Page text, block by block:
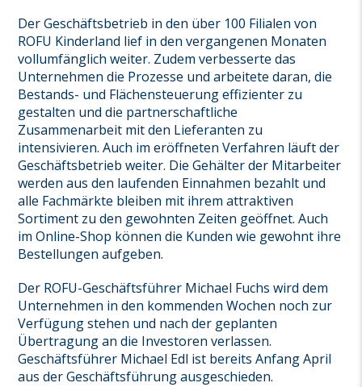
Der Geschäftsbetrieb in den über 100 Filialen von
ROFU Kinderland lief in den vergangenen Monaten
vollumfänglich weiter. Zudem verbesserte das
Unternehmen die Prozesse und arbeitete daran, die
Bestands- und Flächensteuerung effizienter zu
gestalten und die partnerschaftliche
Zusammenarbeit mit den Lieferanten zu
intensivieren. Auch im eröffneten Verfahren läuft der
Geschäftsbetrieb weiter. Die Gehälter der Mitarbeiter
werden aus den laufenden Einnahmen bezahlt und
alle Fachmärkte bleiben mit ihrem attraktiven
Sortiment zu den gewohnten Zeiten geöffnet. Auch
im Online-Shop können die Kunden wie gewohnt ihre
Bestellungen aufgeben.
Der ROFU-Geschäftsführer Michael Fuchs wird dem
Unternehmen in den kommenden Wochen noch zur
Verfügung stehen und nach der geplanten
Übertragung an die Investoren verlassen.
Geschäftsführer Michael Edl ist bereits Anfang April
aus der Geschäftsführung ausgeschieden.